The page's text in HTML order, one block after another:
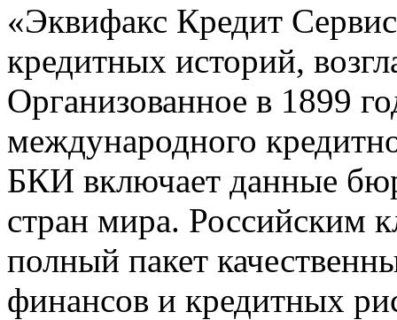
«Эквифакс Кредит
кредитных историй,
Организованное в 1899
международного
БКИ включает данные
стран мира. Российским
полный пакет
финансов и кредитных